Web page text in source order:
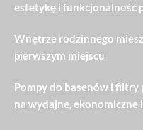
estetykę i funkcjonalność
Wnętrze rodzinnego
pierwszym miejscu
Pompy do basenów i filtry
na wydajne,